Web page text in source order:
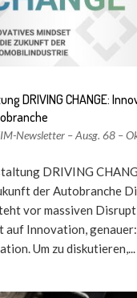
DRIVING CHANGE:
Newsletter – Ausg. 68 –
DRIVING
der Autobranche
vor massiven
auf Innovation,
Um zu diskutieren,...